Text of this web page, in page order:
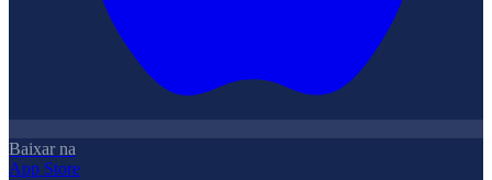
Baixar na
App Store